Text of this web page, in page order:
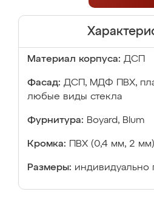
Материал корпуса: ДСП
Фасад: ДСП, МДФ ПВХ,
любые виды стекла
Фурнитура: Boyard, Blum
Кромка: ПВХ (0,4 мм, 2 мм)
Размеры: индивидуально